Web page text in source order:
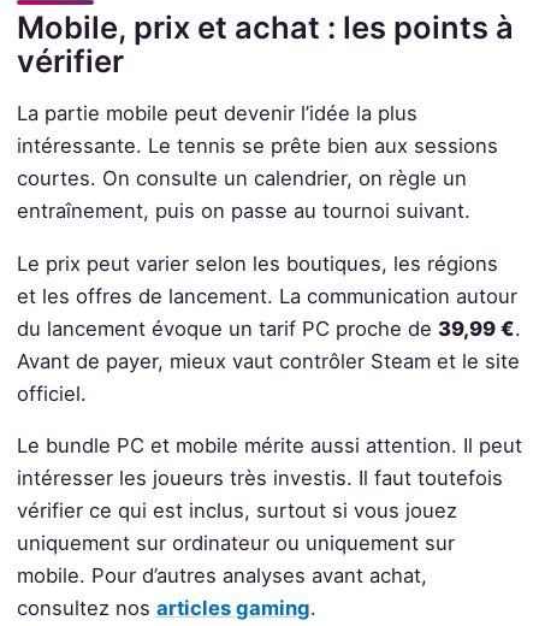
Mobile, prix et achat : les points à
vérifier
La partie mobile peut devenir l’idée la plus
intéressante. Le tennis se prête bien aux sessions
courtes. On consulte un calendrier, on règle un
entraînement, puis on passe au tournoi suivant.
Le prix peut varier selon les boutiques, les régions
et les offres de lancement. La communication autour
du lancement évoque un tarif PC proche de 39,99 €.
Avant de payer, mieux vaut contrôler Steam et le site
officiel.
Le bundle PC et mobile mérite aussi attention. Il peut
intéresser les joueurs très investis. Il faut toutefois
vérifier ce qui est inclus, surtout si vous jouez
uniquement sur ordinateur ou uniquement sur
mobile. Pour d’autres analyses avant achat,
consultez nos articles gaming.